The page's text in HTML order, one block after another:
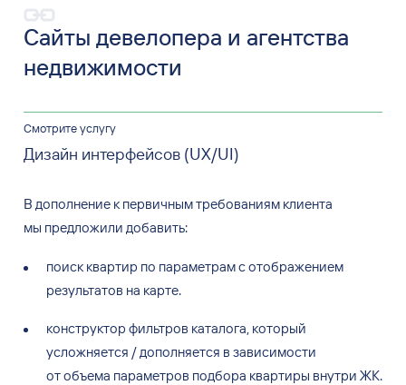
Сайты девелопера и агентства
недвижимости
Смотрите услугу
Дизайн интерфейсов (UX/UI)
В дополнение к первичным требованиям клиента
мы предложили добавить:
поиск квартир по параметрам сотображением
результатов на карте.
конструктор фильтров каталога, который
усложняется / дополняется в зависимости
отобъема параметров подбора квартиры внутри ЖК.